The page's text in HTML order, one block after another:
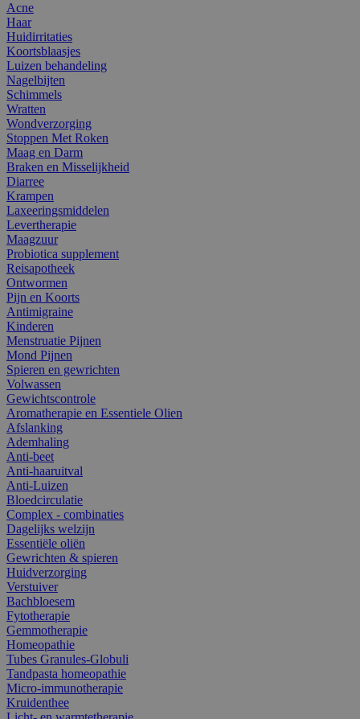
Acne
Haar
Huidirritaties
Koortsblaasjes
Luizen behandeling
Nagelbijten
Schimmels
Wratten
Wondverzorging
Stoppen Met Roken
Maag en Darm
Braken en Misselijkheid
Diarree
Krampen
Laxeeringsmiddelen
Levertherapie
Maagzuur
Probiotica supplement
Reisapotheek
Ontwormen
Pijn en Koorts
Antimigraine
Kinderen
Menstruatie Pijnen
Mond Pijnen
Spieren en gewrichten
Volwassen
Gewichtscontrole
Aromatherapie en Essentiele Olien
Afslanking
Ademhaling
Anti-beet
Anti-haaruitval
Anti-Luizen
Bloedcirculatie
Complex - combinaties
Dagelijks welzijn
Essentiële oliën
Gewrichten & spieren
Huidverzorging
Verstuiver
Bachbloesem
Fytotherapie
Gemmotherapie
Homeopathie
Tubes Granules-Globuli
Tandpasta homeopathie
Micro-immunotherapie
Kruidenthee